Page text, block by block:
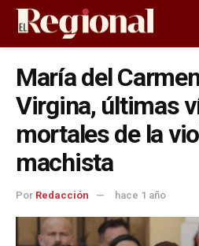
María del
Virgina, últimas
mortales de la
machista
Por Redacción hace 1 año